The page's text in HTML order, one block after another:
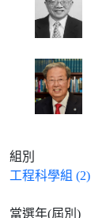
組別
工程科學組 (2)
當選年(屆別)